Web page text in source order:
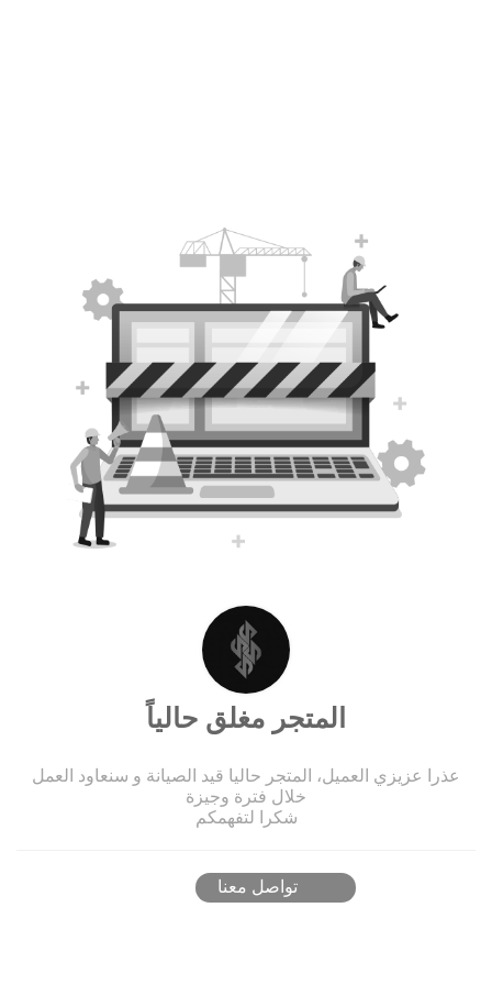
المتجر مغلق حالياً
عذرا عزيزي العميل، المتجر حاليا قيد الصيانة و سنعاود العمل
خلال فترة وجيزة
شكرا لتفهمكم
تواصل معنا